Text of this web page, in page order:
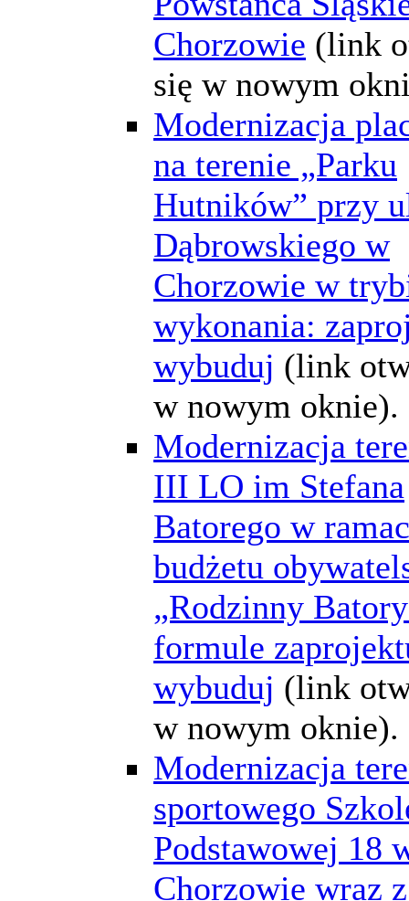
Chorzowie (link
się w nowym
Modernizacja
na terenie „Parku
Hutników” przy
Dąbrowskiego w
Chorzowie w
wykonania:
wybuduj (link
w nowym oknie).
Modernizacja
III LO im Stefana
Batorego w
budżetu
„Rodzinny
formule
wybuduj (link
w nowym oknie).
Modernizacja
sportowego
Podstawowej 18
Chorzowie wraz z